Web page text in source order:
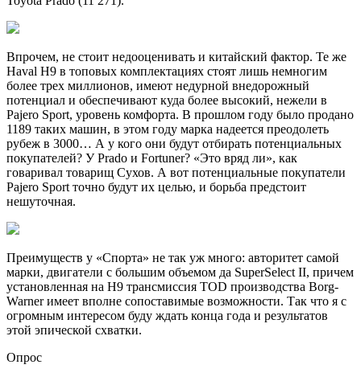
Впрочем, не стоит недооценивать и китайский фактор. Те же
Haval H9 в топовых комплектациях стоят лишь немногим
более трех миллионов, имеют недурной внедорожный
потенциал и обеспечивают куда более высокий, нежели в
Pajero Sport, уровень комфорта. В прошлом году было продано
1189 таких машин, в этом году марка надеется преодолеть
рубеж в 3000… А у кого они будут отбирать потенциальных
покупателей? У Prado и Fortuner? «Это вряд ли», как
говаривал товарищ Сухов. А вот потенциальные покупатели
Pajero Sport точно будут их целью, и борьба предстоит
нешуточная.
Преимуществ у «Спорта» не так уж много: авторитет самой
марки, двигатели с большим объемом да SuperSelect II, причем
установленная на H9 трансмиссия TOD производства Borg-
Warner имеет вполне сопоставимые возможности. Так что я с
огромным интересом буду ждать конца года и результатов
этой эпической схватки.
Опрос